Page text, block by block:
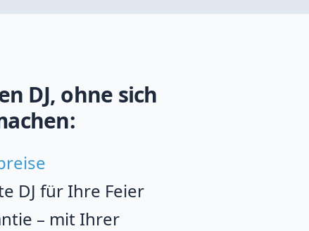
DJ, ohne sich
DJ für Ihre Feier
– mit Ihrer